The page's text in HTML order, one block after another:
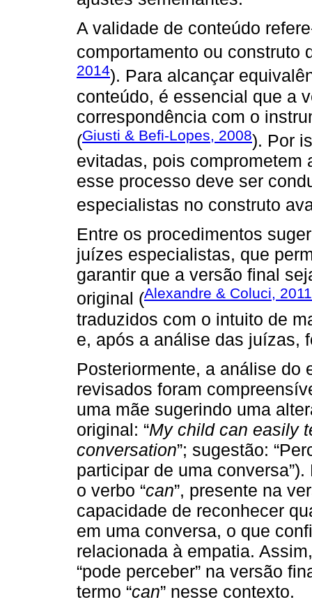
A validade de conteúdo
comportamento ou construto
2014). Para alcançar
conteúdo, é essencial que a
correspondência com o
(Giusti & Befi-Lopes, 2008). Por
evitadas, pois comprometem
esse processo deve ser
especialistas no construto
Entre os procedimentos
juízes especialistas, que
garantir que a versão final
original (Alexandre & Coluci, 2011
traduzidos com o intuito de
e, após a análise das juízas,
Posteriormente, a análise do
revisados foram
uma mãe sugerindo uma
original: “My child can easily
conversation”; sugestão:
participar de uma
o verbo “can”, presente na
capacidade de reconhecer
em uma conversa, o que
relacionada à empatia.
“pode perceber” na versão
termo “can” nesse contexto.